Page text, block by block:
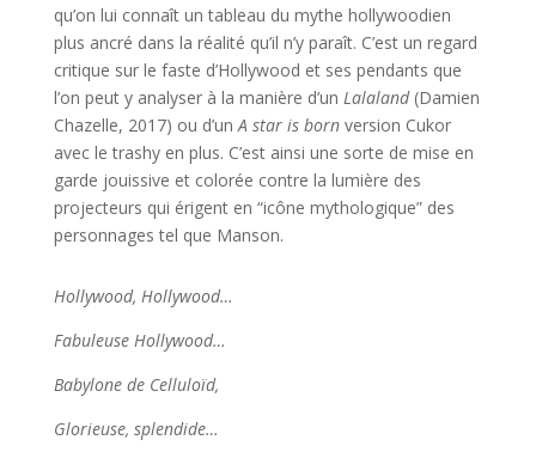
qu’on lui connaît un tableau du mythe hollywoodien
plus ancré dans la réalité qu’il n’y paraît. C’est un regard
critique sur le faste d’Hollywood et ses pendants que
l’on peut y analyser à la manière d’un Lalaland(Damien
Chazelle, 2017) ou d’unA star is born version Cukor
avec le trashy en plus. C’est ainsi une sorte de mise en
garde jouissive et colorée contre la lumière des
projecteurs qui érigent en “icône mythologique” des
personnages tel que Manson.
Hollywood, Hollywood…
Fabuleuse Hollywood…
Babylone de Celluloïd,
Glorieuse, splendide…